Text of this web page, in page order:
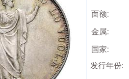
面额:
金属:
国家:
发行年份: